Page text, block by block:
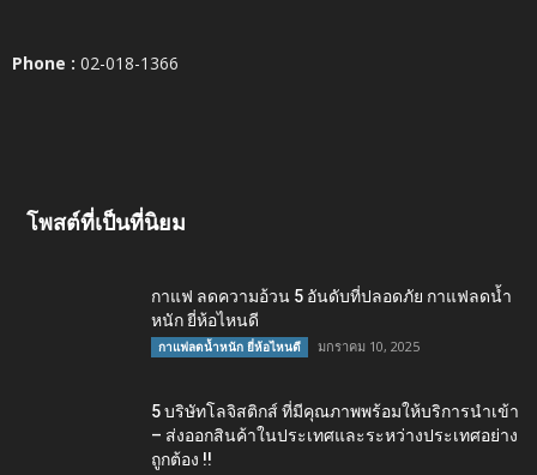
Phone : 02-018-1366
โพสต์ที่เป็นที่นิยม
กาแฟ ลดความอ้วน 5 อันดับที่ปลอดภัย กาแฟลดน้ำ
หนัก ยี่ห้อไหนดี
กาแฟลดน้ำหนัก ยี่ห้อไหนดี มกราคม 10, 2025
5 บริษัทโลจิสติกส์ ที่มีคุณภาพพร้อมให้บริการนำเข้า
– ส่งออกสินค้าในประเทศและระหว่างประเทศอย่าง
ถูกต้อง !!